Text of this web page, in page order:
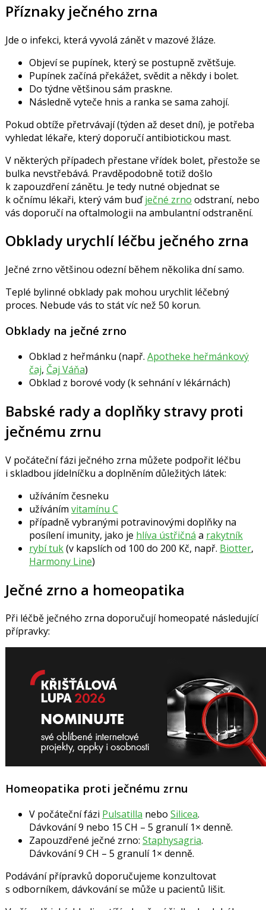
Příznaky ječného zrna
Jde o infekci, která vyvolá zánět v mazové žláze.
Objeví se pupínek, který se postupně zvětšuje.
Pupínek začíná překážet, svědit a někdy i bolet.
Do týdne většinou sám praskne.
Následně vyteče hnis a ranka se sama zahojí.
Pokud obtíže přetrvávají (týden až deset dní), je potřeba
vyhledat lékaře, který doporučí antibiotickou mast.
V některých případech přestane vřídek bolet, přestože se
bulka nevstřebává. Pravděpodobně totiž došlo
k zapouzdření zánětu. Je tedy nutné objednat se
k očnímu lékaři, který vám buďječné zrno odstraní, nebo
vás doporučí na oftalmologii na ambulantní odstranění.
Obklady urychlí léčbu ječného zrna
Ječné zrno většinou odezní během několika dní samo.
Teplé bylinné obklady pak mohou urychlit léčebný
proces. Nebude vás to stát víc než 50 korun.
Obklady na ječné zrno
Obklad z heřmánku (např. Apotheke heřmánkový
čaj, Čaj Váňa)
Obklad z borové vody (k sehnání v lékárnách)
Babské rady a doplňky stravy proti
ječnému zrnu
V počáteční fázi ječného zrna můžete podpořit léčbu
i skladbou jídelníčku a doplněním důležitých látek:
užíváním česneku
užíváním vitamínu C
případně vybranými potravinovými doplňky na
posílení imunity, jako je hlíva ústřičná a rakytník
rybí tuk(v kapslích od 100 do 200 Kč, např. Biotter,
Harmony Line)
Ječné zrno a homeopatika
Při léčbě ječného zrna doporučují homeopaté následující
přípravky:
Homeopatika proti ječnému zrnu
V počáteční fázi Pulsatilla nebo Silicea.
Dávkování 9 nebo 15 CH – 5 granulí 1× denně.
Zapouzdřené ječné zrno: Staphysagria.
Dávkování 9 CH – 5 granulí 1× denně.
Podávání přípravků doporučujeme konzultovat
s odborníkem, dávkování se může u pacientů lišit.